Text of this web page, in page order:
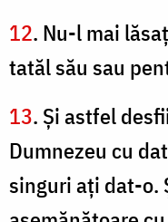
12. Nu-l mai
tatăl său sau
13. Şi astfel
Dumnezeu cu
singuri aţi dat-o.